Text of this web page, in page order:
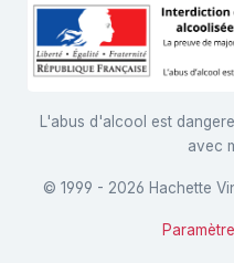
L'abus d'alcool est
avec
© 1999 - 2026 Hachette